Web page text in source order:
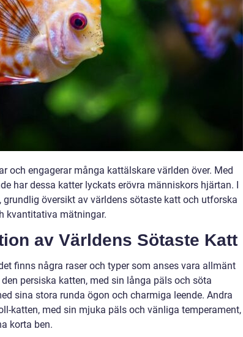
och engagerar många kattälskare världen över. Med
har dessa katter lyckats erövra människors hjärtan. I
översikt av världens sötaste katt och utforska
kvantitativa mätningar.
av Världens Sötaste Katt
finns några raser och typer som anses vara allmänt
persiska katten, med sin långa päls och söta
sina stora runda ögon och charmiga leende. Andra
katten, med sin mjuka päls och vänliga temperament,
korta ben.